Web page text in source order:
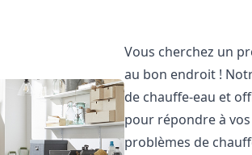
Vous cherchez un
au bon endroit !
de chauffe-eau et
pour répondre à
problèmes de